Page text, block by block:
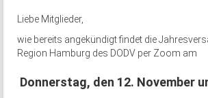
Liebe Mitglieder,
wie bereits angekündigt findet die
Region Hamburg des DODV per Zoom am
Donnerstag, den 12. November